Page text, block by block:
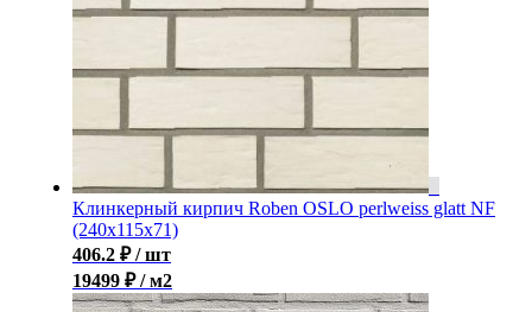
Клинкерный кирпич Roben OSLO perlweiss glatt NF
(240x115x71)
406.2 ₽ / шт
19499 ₽ / м2